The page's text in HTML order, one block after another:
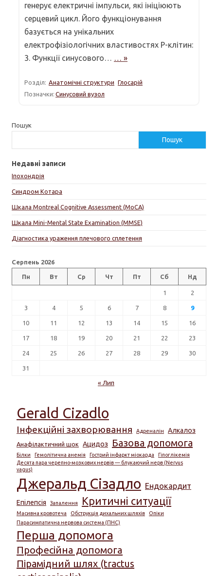
генерує електричні імпульси, які ініціюють
серцевий цикл. Його функціонування
базується на унікальних
електрофізіологічних властивостях P-клітин:
3. Функції синусового… … »
Розділ: Анатомічні структури Глосарій
Позначки: Синусовий вузол
Пошук
Пошук
Недавні записи
Іпохондрія
Синдром Котара
Шкала Montreal Cognitive Assessment (MoCA)
Шкала Mini-Mental State Examination (MMSE)
Діагностика ураження плечового сплетення
Серпень 2026
Пн Вт Ср Чт Пт Сб Нд
1 2
3 4 5 6 7 8 9
10 11 12 13 14 15 16
17 18 19 20 21 22 23
24 25 26 27 28 29 30
31
« Лип
Gerald Cizadlo
Інфекційні захворювання Адреналін Алкалоз
Анафілактичний шок Ацидоз Базова допомога
Білки Гемолітична анемія Гострий інфаркт міокарда
Гіпоглікемія
Десята пара черепно-мозкових нервів — блукаючий нерв (Nervus
vagus)
Джеральд Сізадло Ендокардит
Епілепсія Запалення Критичні ситуації
Масивна кровотеча Обструкція дихальних шляхів
Опіки
Парасимпатична нервова система (ПНС)
Перша допомога
Професійна допомога
Пірамідний шлях (tractus